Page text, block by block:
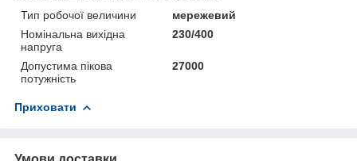
Тип робочої величини
мережевий
Номінальна вихідна
напруга
230/400
Допустима пікова
потужність
27000
Приховати